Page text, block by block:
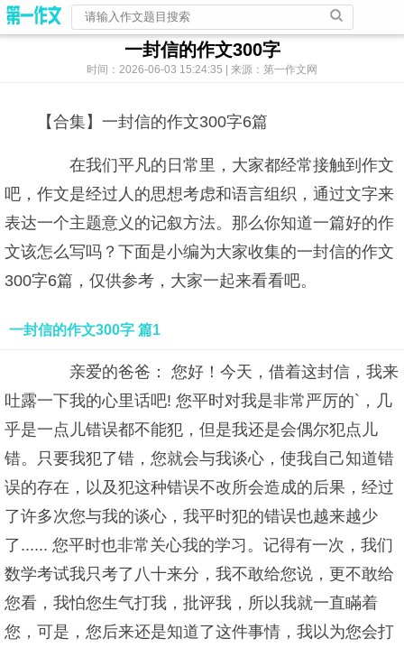
一封信的作文300字
时间：2026-06-03 15:24:35 | 来源：第一作文网
【合集】一封信的作文300字6篇
在我们平凡的日常里，大家都经常接触到作文
吧，作文是经过人的思想考虑和语言组织，通过文字来
表达一个主题意义的记叙方法。那么你知道一篇好的作
文该怎么写吗？下面是小编为大家收集的一封信的作文
300字6篇，仅供参考，大家一起来看看吧。
一封信的作文300字 篇1
亲爱的爸爸： 您好！今天，借着这封信，我来
吐露一下我的心里话吧! 您平时对我是非常严厉的`，几
乎是一点儿错误都不能犯，但是我还是会偶尔犯点儿
错。只要我犯了错，您就会与我谈心，使我自己知道错
误的存在，以及犯这种错误不改所会造成的后果，经过
了许多次您与我的谈心，我平时犯的错误也越来越少
了...... 您平时也非常关心我的学习。记得有一次，我们
数学考试我只考了八十来分，我不敢给您说，更不敢给
您看，我怕您生气打我，批评我，所以我就一直瞞着
您，可是，您后来还是知道了这件事情，我以为您会打